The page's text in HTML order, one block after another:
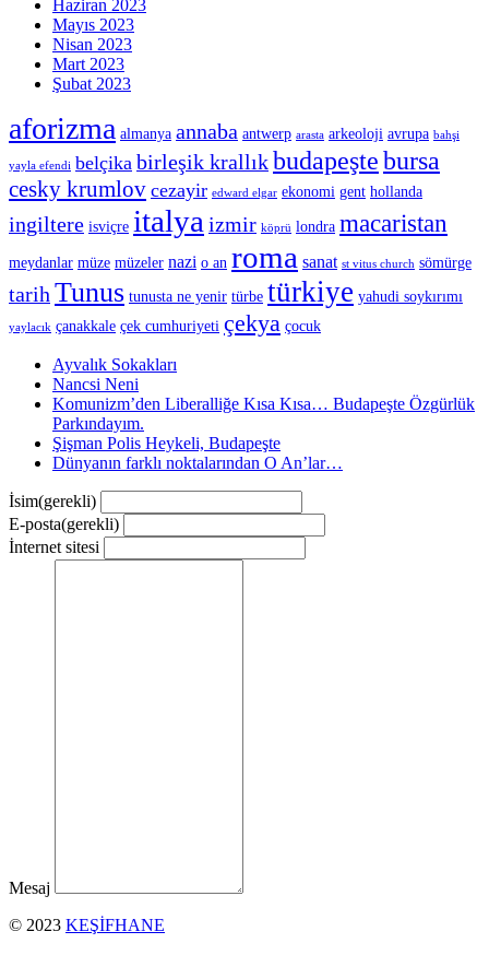
Haziran 2023
Mayıs 2023
Nisan 2023
Mart 2023
Şubat 2023
aforizma almanya annaba antwerp arasta arkeoloji avrupa bahşi
yayla efendi belçika birleşik krallıkbudapeştebursa
cesky krumlov cezayir edward elgar ekonomi gent hollanda
ingiltere isviçre italya izmir köprü londra macaristan
meydanlar müze müzeler nazi o an roma sanat st vitus church sömürge
tarih Tunus tunusta ne yenir türbe türkiye yahudi soykırımı
yaylacık çanakkale çek cumhuriyeti çekya çocuk
Ayvalık Sokakları
Nancsi Neni
Komunizm’den Liberalliğe Kısa Kısa… Budapeşte Özgürlük
Parkındayım.
Şişman Polis Heykeli, Budapeşte
Dünyanın farklı noktalarından O An’lar…
İsim(gerekli)
E-posta(gerekli)
İnternet sitesi
Mesaj
© 2023 KEŞİFHANE